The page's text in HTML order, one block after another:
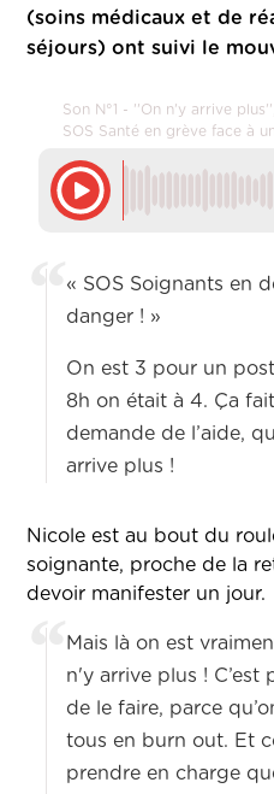
(soins médicaux et de
séjours) ont suivi le
Son N°1 - ''On n'y arrive
SOS Santé en grève face à
« SOS Soignants en
danger ! »
On est 3 pour un
8h on était à 4. Ça
demande de l’aide,
arrive plus !
Nicole est au bout du
soignante, proche de la
devoir manifester un jour.
Mais là on est
n'y arrive plus ! C’est
de le faire, parce
tous en burn out. Et
prendre en charge